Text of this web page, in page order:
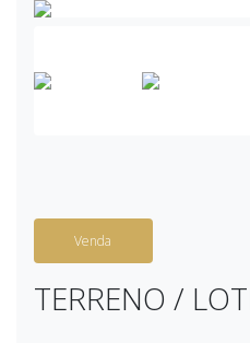
Venda
TERRENO /